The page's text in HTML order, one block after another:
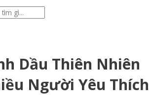
Dầu Thiên Nhiên
Người Yêu Thích